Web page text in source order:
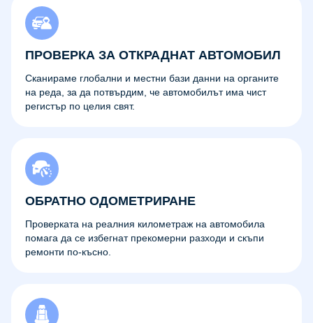
ПРОВЕРКА ЗА ОТКРАДНАТ АВТОМОБИЛ
Сканираме глобални и местни бази данни на органите
на реда, за да потвърдим, че автомобилът има чист
регистър по целия свят.
ОБРАТНО ОДОМЕТРИРАНЕ
Проверката на реалния километраж на автомобила
помага да се избегнат прекомерни разходи и скъпи
ремонти по-късно.